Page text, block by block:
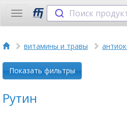
Toggle
navigation
Поиск
витамины и травы
Показать фильтры
Рутин